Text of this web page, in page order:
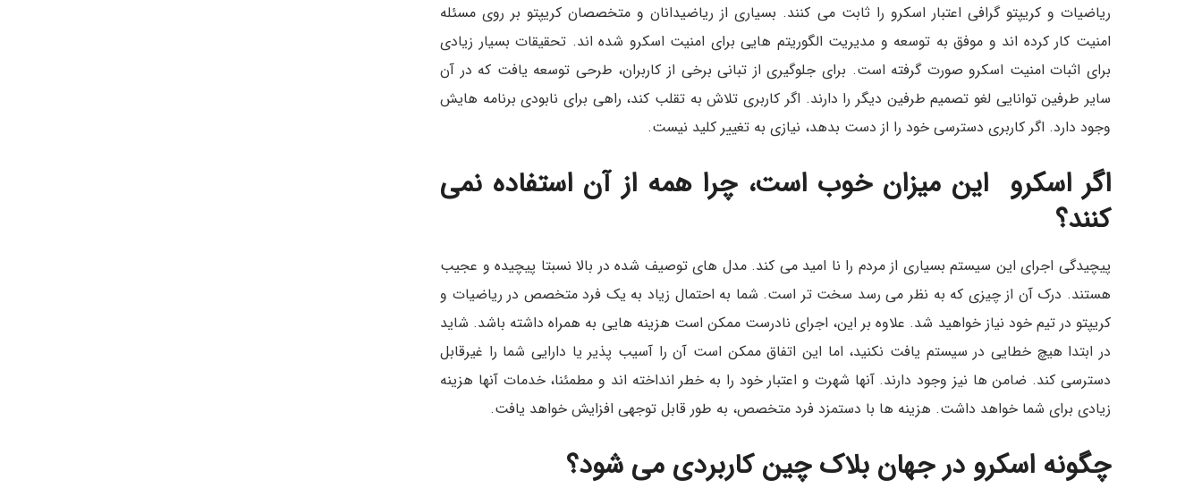
ریاضیات و کریپتو گرافی اعتبار اسکرو را ثابت می کنند. بسیاری از ریاضیدانان و متخصصان کریپتو بر روی مسئله
امنیت کار کرده اند و موفق به توسعه و مدیریت الگوریتم هایی برای امنیت اسکرو شده اند. تحقیقات بسیار زیادی
برای اثبات امنیت اسکرو صورت گرفته است. برای جلوگیری از تبانی برخی از کاربران، طرحی توسعه یافت که در آن
سایر طرفین توانایی لغو تصمیم طرفین دیگر را دارند. اگر کاربری تلاش به تقلب کند، راهی برای نابودی برنامه هایش
وجود دارد. اگر کاربری دسترسی خود را از دست بدهد، نیازی به تغییر کلید نیست.
اگر اسکرو این میزان خوب است، چرا همه از آن استفاده نمی
کنند؟
پیچیدگی اجرای این سیستم بسیاری از مردم را نا امید می کند. مدل های توصیف شده در بالا نسبتا پیچیده و عجیب
هستند. درک آن از چیزی که به نظر می رسد سخت تر است. شما به احتمال زیاد به یک فرد متخصص در ریاضیات و
کریپتو در تیم خود نیاز خواهید شد. علاوه بر این، اجرای نادرست ممکن است هزینه هایی به همراه داشته باشد. شاید
در ابتدا هیچ خطایی در سیستم یافت نکنید، اما این اتفاق ممکن است آن را آسیب پذیر یا دارایی شما را غیرقابل
دسترسی کند. ضامن ها نیز وجود دارند. آنها شهرت و اعتبار خود را به خطر انداخته اند و مطمئنا، خدمات آنها هزینه
زیادی برای شما خواهد داشت. هزینه ها با دستمزد فرد متخصص، به طور قابل توجهی افزایش خواهد یافت.
چگونه اسکرو در جهان بلاک چین کاربردی می شود؟